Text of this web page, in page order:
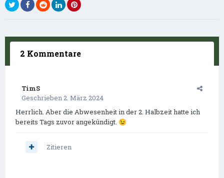
2 Kommentare
TimS
Geschrieben2. März 2024
Herrlich. Aber die Abwesenheit in der 2. Halbzeit hatte ich
bereits Tags zuvor angekündigt. 😉
Zitieren